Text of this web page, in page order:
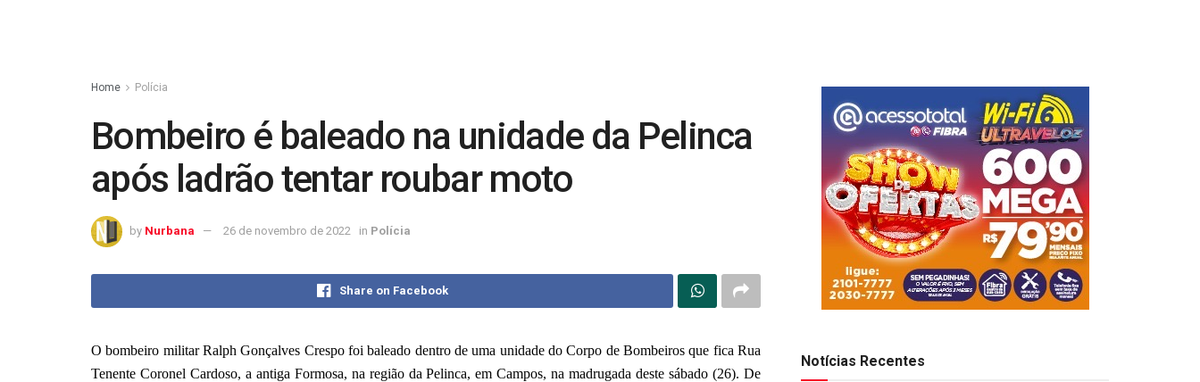
Home Polícia
Bombeiro é baleado na unidade da Pelinca
após ladrão tentar roubar moto
by Nurbana 26 de novembro de 2022 in Polícia
Share on Facebook
O bombeiro militar Ralph Gonçalves Crespo foi baleado dentro de uma unidade do Corpo de Bombeiros que fica Rua
Tenente Coronel Cardoso, a antiga Formosa, na região da Pelinca, em Campos, na madrugada deste sábado (26). De
Notícias Recentes